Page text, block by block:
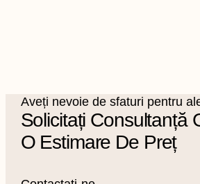
Aveți nevoie de sfaturi pentru
Solicitați Consultanță
O Estimare De Preț